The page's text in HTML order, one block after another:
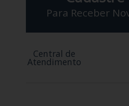
Para Receber
Central de
Atendimento